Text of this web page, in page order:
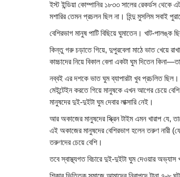
ইস্ট ইন্ডিয়া কোম্পানির ১৮৩৩ সালের রেকর্ডস থেকে
মশারির তেমন প্রচলন ছিল না। হিন্দু মুসলিম সবাই
বেশিরভাগ মানুষ পাটি বিছিয়ে ঘুমাতেন। খাট-
কিন্তু গরু চড়াতে গিয়ে, দুপুরবেলা মাঠে ভাত খেয়ে
কাচ্চাদের নিয়ে বিকাল বেলা একটা ঘুম দিতেন
নব্বই এর দশকে ভাত ঘুম ব্যাপারটা খুব প্রচলিত
মেইন্টেইন করতে গিয়ে মানুষকে এখন আগের চেয়ে
মানুষদের দুই-দুইটা ঘুম দেবার লাক্সারি নেই।
আর অকাজের মানুষদের স্ক্রিন টাইম এমন খারাপ যে,
এই অকাজের মানুষদের বেশিরভাগ হলেন তরুণ নারী
তরুণদের চেয়ে বেশি।
তবে স্বাস্থ্যগত বিচারে দুই-দুইটা ঘুম দেওয়ার